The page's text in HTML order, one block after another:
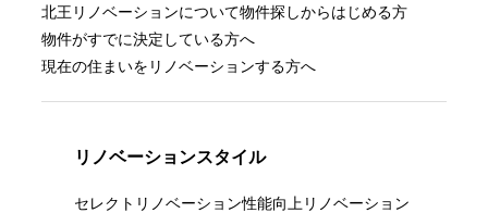
北王リノベーションについて物件探しからはじめる方
物件がすでに決定している方へ
現在の住まいをリノベーションする方へ
リノベーションスタイル
セレクトリノベーション性能向上リノベーション